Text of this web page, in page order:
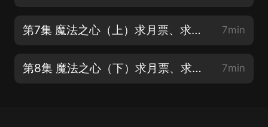
第7集 魔法之心（上）求月票、求評論、求點讚 7min
第8集 魔法之心（下）求月票、求評論、求點讚 7min